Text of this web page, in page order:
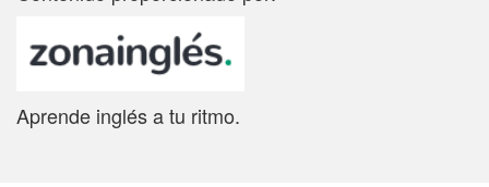
Aprende inglés a tu ritmo.